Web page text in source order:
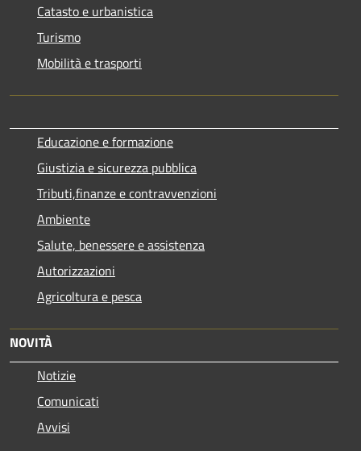
Catasto e urbanistica
Turismo
Mobilità e trasporti
Educazione e formazione
Giustizia e sicurezza pubblica
Tributi,finanze e contravvenzioni
Ambiente
Salute, benessere e assistenza
Autorizzazioni
Agricoltura e pesca
NOVITÀ
Notizie
Comunicati
Avvisi